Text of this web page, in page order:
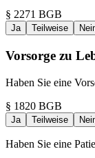
§ 2271 BGB
Ja Teilweise
Vorsorge zu
Haben Sie eine
§ 1820 BGB
Ja Teilweise
Haben Sie eine